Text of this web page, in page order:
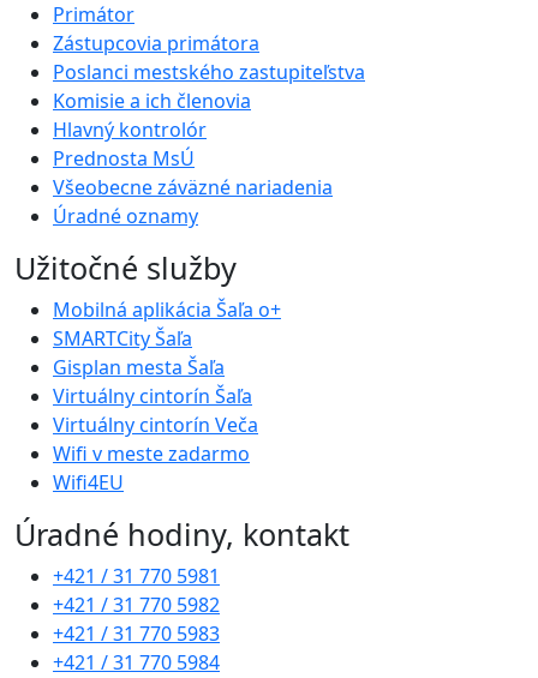
Primátor
Zástupcovia primátora
Poslanci mestského zastupiteľstva
Komisie a ich členovia
Hlavný kontrolór
Prednosta MsÚ
Všeobecne záväzné nariadenia
Úradné oznamy
Užitočné služby
Mobilná aplikácia Šaľa o+
SMARTCity Šaľa
Gisplan mesta Šaľa
Virtuálny cintorín Šaľa
Virtuálny cintorín Veča
Wifi v meste zadarmo
Wifi4EU
Úradné hodiny, kontakt
+421 / 31 770 5981
+421 / 31 770 5982
+421 / 31 770 5983
+421 / 31 770 5984